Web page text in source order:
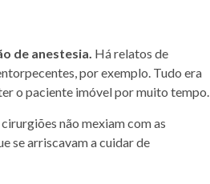
de anestesia. Há relatos de
por exemplo. Tudo era
o paciente imóvel por muito tempo.
não mexiam com as
se arriscavam a cuidar de